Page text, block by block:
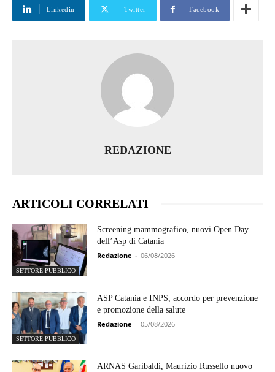
Linkedin Twitter Facebook
REDAZIONE
ARTICOLI CORRELATI
SETTORE PUBBLICO
Screening mammografico, nuovi Open Day
dell’Asp di Catania
Redazione - 06/08/2026
SETTORE PUBBLICO
ASP Catania e INPS, accordo per prevenzione
e promozione della salute
Redazione - 05/08/2026
ARNAS Garibaldi, Maurizio Russello nuovo